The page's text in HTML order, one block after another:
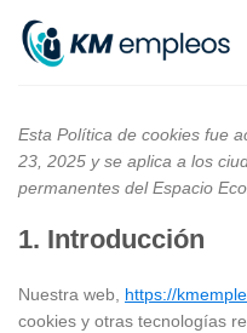
content
Esta Política de cookies fue
23, 2025 y se aplica a los
permanentes del Espacio
1. Introducción
Nuestra web, https://
cookies y otras tecnologías